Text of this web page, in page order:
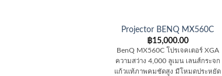
Projector BENQ MX560C
฿15,000.00
BenQ MX560C โปรเจคเตอร์ XGA
ความสว่าง 4,000 ลูเมน เลนส์กระจก
แก้วแท้ภาพคมชัดสูง มีโหมดประหยัด